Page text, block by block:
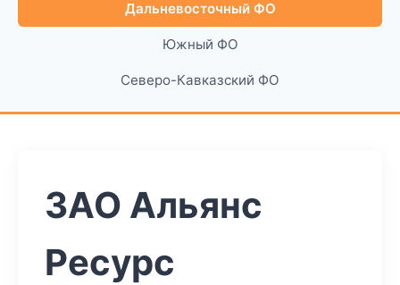
Дальневосточный ФО
Южный ФО
Северо-Кавказский ФО
ЗАО Альянс
Ресурс